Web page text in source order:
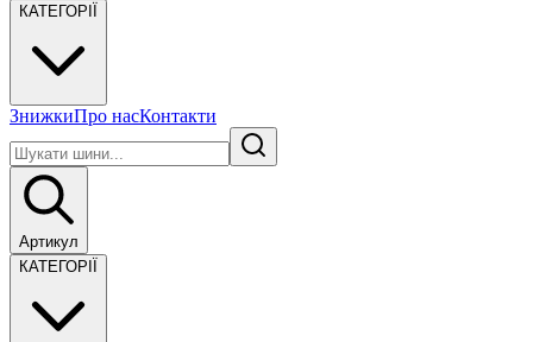
КАТЕГОРІЇ
ЗнижкиПро насКонтакти
Артикул
КАТЕГОРІЇ